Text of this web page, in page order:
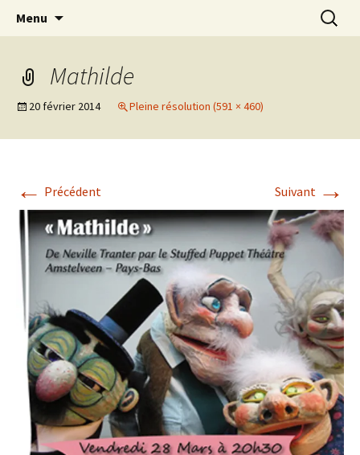
New Rancard
Association d’éducation populaire à Teillé
Menu
Mathilde
20 février 2014 Pleine résolution (591 × 460)
← Précédent Suivant →